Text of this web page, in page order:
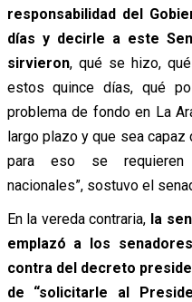
responsabilidad del
días y decirle a este
sirvieron, qué se hizo,
estos quince días, qué
problema de fondo en La
largo plazo y que sea
para eso se requieren
nacionales”, sostuvo el
En la vereda contraria, la
emplazó a los
contra del decreto
de “solicitarle al